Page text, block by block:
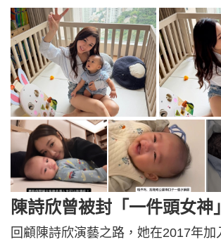
陳詩欣曾被封「一件頭女神」
回顧陳詩欣演藝之路，她在2017年